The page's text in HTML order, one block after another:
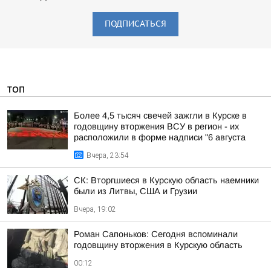
ПОДПИСАТЬСЯ
ТОП
Более 4,5 тысяч свечей зажгли в Курске в
годовщину вторжения ВСУ в регион - их
расположили в форме надписи "6 августа
Вчера, 23:54
СК: Вторгшиеся в Курскую область наемники
были из Литвы, США и Грузии
Вчера, 19:02
Роман Сапоньков: Сегодня вспоминали
годовщину вторжения в Курскую область
00:12